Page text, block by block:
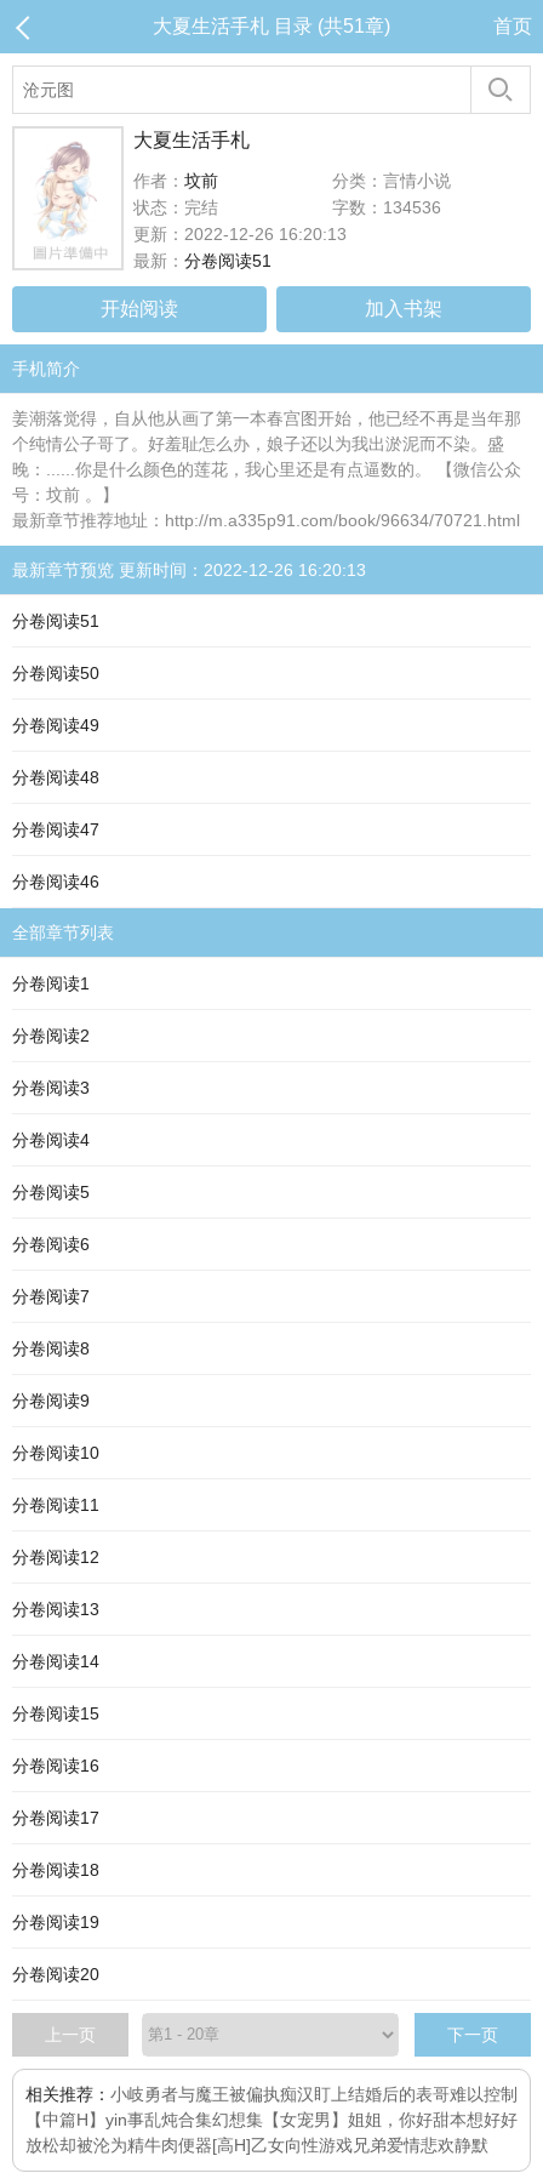
大夏生活手札 目录 (共51章) 首页
大夏生活手札
作者： 坟前
分类：言情小说
状态：完结
字数：134536
更新：2022-12-26 16:20:13
最新： 分卷阅读51
开始阅读 加入书架
手机简介
姜潮落觉得，自从他从画了第一本春宫图开始，他已经不再是当年那
个纯情公子哥了。好羞耻怎么办，娘子还以为我出淤泥而不染。盛
晚：......你是什么颜色的莲花，我心里还是有点逼数的。 【微信公众
号：坟前 。】
最新章节推荐地址：http://m.a335p91.com/book/96634/70721.html
最新章节预览 更新时间：2022-12-26 16:20:13
分卷阅读51
分卷阅读50
分卷阅读49
分卷阅读48
分卷阅读47
分卷阅读46
全部章节列表
分卷阅读1
分卷阅读2
分卷阅读3
分卷阅读4
分卷阅读5
分卷阅读6
分卷阅读7
分卷阅读8
分卷阅读9
分卷阅读10
分卷阅读11
分卷阅读12
分卷阅读13
分卷阅读14
分卷阅读15
分卷阅读16
分卷阅读17
分卷阅读18
分卷阅读19
分卷阅读20
上一页 下一页
相关推荐： 小岐勇者与魔王被偏执痴汉盯上结婚后的表哥难以控制
【中篇H】yin事乱炖合集幻想集【女宠男】 姐姐，你好甜本想好好
放松却被沦为精牛肉便器[高H]乙女向性游戏兄弟爱情悲欢静默